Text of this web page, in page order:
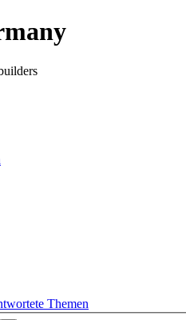
Themen